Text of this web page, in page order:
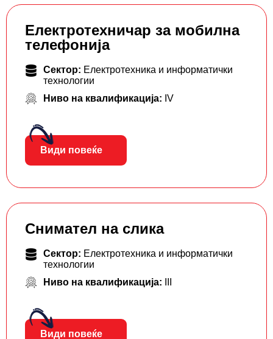
Електротехничар за мобилна
телефонија
Сектор: Електротехника и информатички
технологии
Ниво на квалификација: IV
Види повеќе
Снимател на слика
Сектор: Електротехника и информатички
технологии
Ниво на квалификација:
Види повеќе